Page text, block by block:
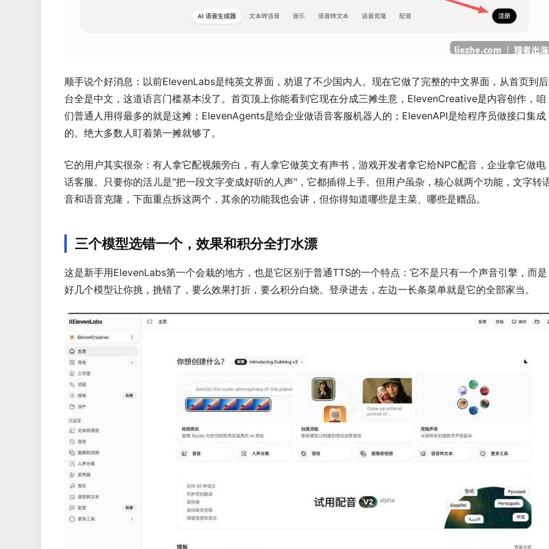
顺手说个好消息：以前ElevenLabs是纯英文界面，劝退了不少国内人。现在它做了完整的中文界面，从首页到后
台全是中文，这道语言门槛基本没了。首页顶上你能看到它现在分成三摊生意，ElevenCreative是内容创作，咱
们普通人用得最多的就是这摊；ElevenAgents是给企业做语音客服机器人的；ElevenAPI是给程序员做接口集成
的。绝大多数人盯着第一摊就够了。
它的用户其实很杂：有人拿它配视频旁白，有人拿它做英文有声书，游戏开发者拿它给NPC配音，企业拿它做电
话客服。只要你的活儿是"把一段文字变成好听的人声"，它都插得上手。但用户虽杂，核心就两个功能，文字转
音和语音克隆，下面重点拆这两个，其余的功能我也会讲，但你得知道哪些是主菜、哪些是赠品。
三个模型选错一个，效果和积分全打水漂
这是新手用ElevenLabs第一个会栽的地方，也是它区别于普通TTS的一个特点：它不是只有一个声音引擎，而是
好几个模型让你挑，挑错了，要么效果打折，要么积分白烧。登录进去，左边一长条菜单就是它的全部家当。